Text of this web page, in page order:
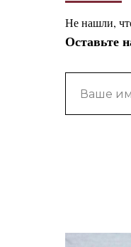
Не нашли,
Оставьте